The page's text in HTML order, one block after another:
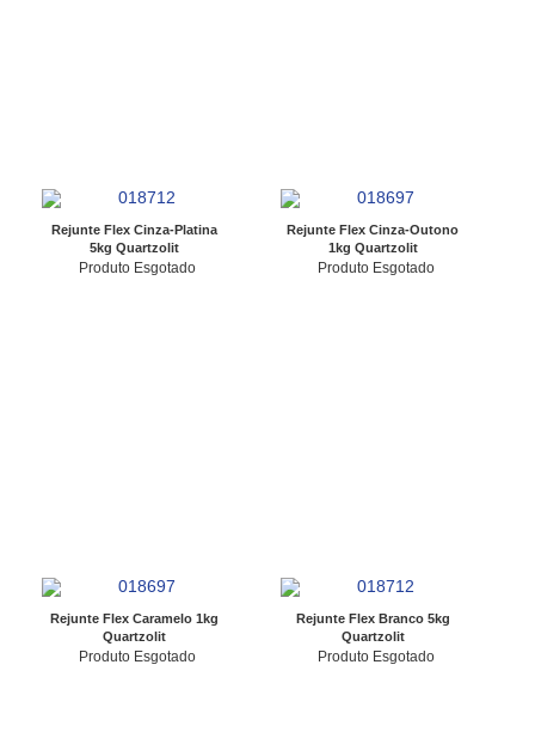
Rejunte Flex Cinza-Platina
5kg Quartzolit
Produto Esgotado
Rejunte Flex Cinza-Outono
1kg Quartzolit
Produto Esgotado
Rejunte Flex Caramelo 1kg
Quartzolit
Produto Esgotado
Rejunte Flex Branco 5kg
Quartzolit
Produto Esgotado